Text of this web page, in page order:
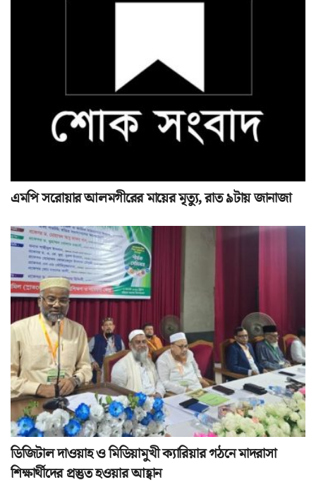
এমপি সরোয়ার আলমগীরের মায়ের মৃত্যু, রাত ৯টায় জানাজা
ডিজিটাল দাওয়াহ ও মিডিয়ামুখী ক্যারিয়ার গঠনে মাদরাসা
শিক্ষার্থীদের প্রস্তুত হওয়ার আহ্বান